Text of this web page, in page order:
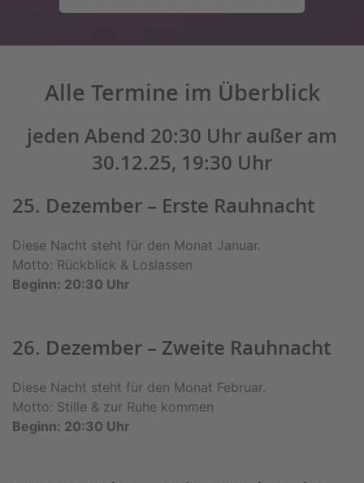
Alle Termine im Überblick
jeden Abend 20:30 Uhr außer am
30.12.25, 19:30 Uhr
25. Dezember – Erste Rauhnacht
Diese Nacht steht für den Monat Januar.
Motto: Rückblick & Loslassen
Beginn: 20:30 Uhr
26. Dezember – Zweite Rauhnacht
Diese Nacht steht für den Monat Februar.
Motto: Stille & zur Ruhe kommen
Beginn: 20:30 Uhr